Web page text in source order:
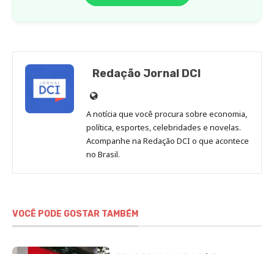
Redação Jornal DCI
Site
de
Redação
Jornal
DCI
A notícia que você procura sobre economia,
política, esportes, celebridades e novelas.
Acompanhe na Redação DCI o que acontece
no Brasil.
VOCÊ PODE GOSTAR TAMBÉM